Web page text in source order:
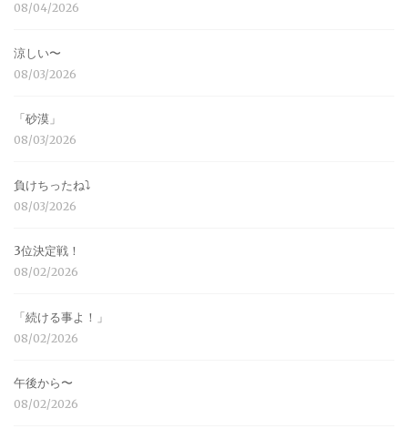
08/04/2026
涼しい〜
08/03/2026
「砂漠」
08/03/2026
負けちったね⤵︎
08/03/2026
3位決定戦！
08/02/2026
「続ける事よ！」
08/02/2026
午後から〜
08/02/2026